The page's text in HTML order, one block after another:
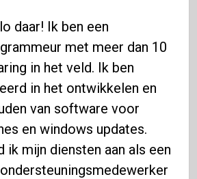
daar! Ik ben een
met meer dan 10
in het veld. Ik ben
in het ontwikkelen en
van software voor
en windows updates.
ik mijn diensten aan als een